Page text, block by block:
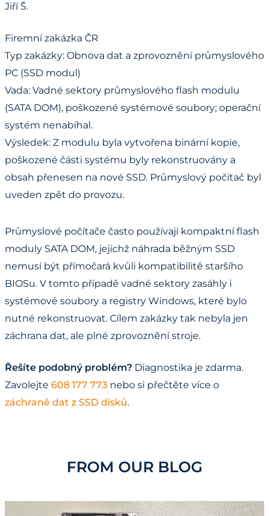
Jiří Š.
Firemní zakázka ČR
Typ zakázky: Obnova dat a zprovoznění průmyslového
PC (SSD modul)
Vada: Vadné sektory průmyslového flash modulu
(SATA DOM), poškozené systémové soubory; operační
systém nenabíhal.
Výsledek: Z modulu byla vytvořena binární kopie,
poškozené části systému byly rekonstruovány a
obsah přenesen na nové SSD. Průmyslový počítač byl
uveden zpět do provozu.
Průmyslové počítače často používají kompaktní flash
moduly SATA DOM, jejichž náhrada běžným SSD
nemusí být přímočará kvůli kompatibilitě staršího
BIOSu. V tomto případě vadné sektory zasáhly i
systémové soubory a registry Windows, které bylo
nutné rekonstruovat. Cílem zakázky tak nebyla jen
záchrana dat, ale plné zprovoznění stroje.
Řešíte podobný problém? Diagnostika je zdarma.
Zavolejte 608 177 773 nebo si přečtěte více o
záchraně dat z SSD disků.
FROM OUR BLOG